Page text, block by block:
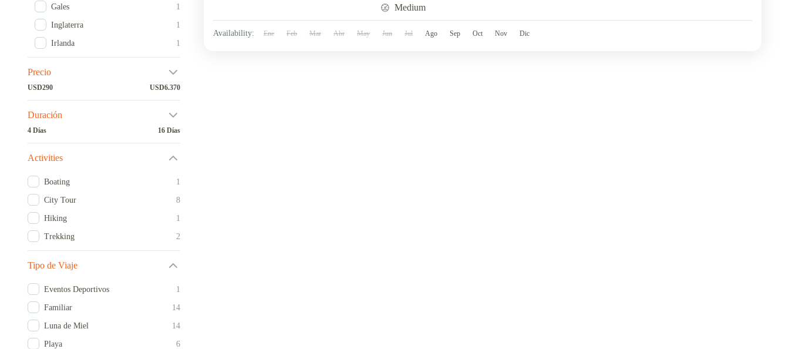
Gales 1
Inglaterra 1
Irlanda 1
Precio
USD290 USD6.370
Duración
4 Días 16 Días
Activities
Boating 1
City Tour 8
Hiking 1
Trekking 2
Tipo de Viaje
Eventos Deportivos 1
Familiar 14
Luna de Miel 14
Playa 6
Medium
Availability: Ene Feb Mar Abr May Jun Jul Ago Sep Oct Nov Dic